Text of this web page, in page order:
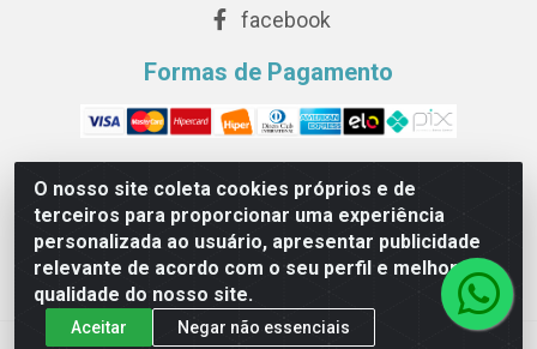
O nosso site coleta cookies próprios e de
terceiros para proporcionar uma experiência
personalizada ao usuário, apresentar publicidade
relevante de acordo com o seu perfil e melhorar a
qualidade do nosso site.
Aceitar Negar não essenciais
facebook
Formas de Pagamento
Novesete Distribuidora LTDA - Avenida Setecentos, S/N,
Terminal Intermodal da Serra, Serra/ES - CEP 29161-414 -
CNPJ 29.479.604/0001-44